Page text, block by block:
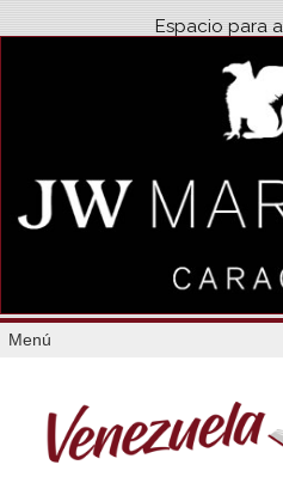
Espacio para
Menú